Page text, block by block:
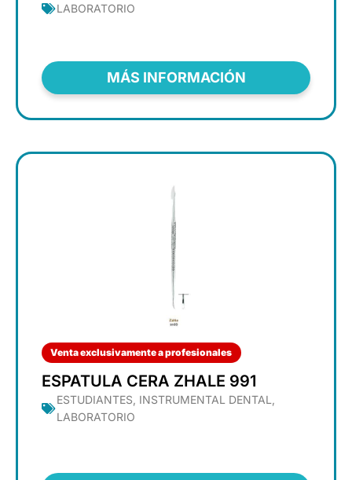
LABORATORIO
MÁS INFORMACIÓN
Venta exclusivamente a profesionales
ESPATULA CERA ZHALE 991
ESTUDIANTES INSTRUMENTAL DENTAL
LABORATORIO